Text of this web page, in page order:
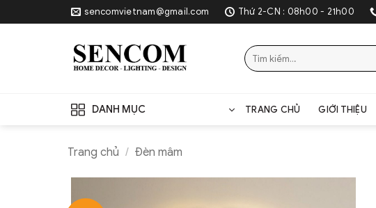
to
sencomvietnam@gmail.com Thứ 2-CN : 08h00 - 21h00
Tìm
kiếm:
DANH MỤC TRANG CHỦ GIỚI THIỆU
Trang chủ / Đèn mâm